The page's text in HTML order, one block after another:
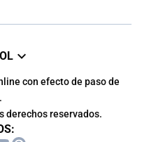
con efecto de paso de
derechos reservados.